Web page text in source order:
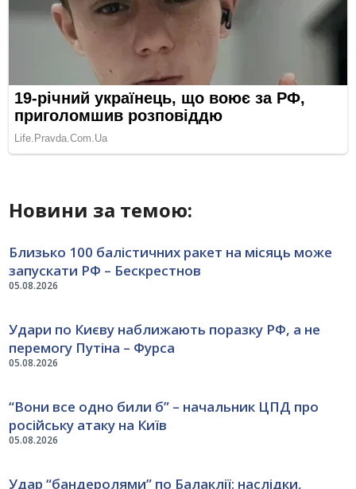
Новини за темою:
05.08.2026
Близько 100 балістичних ракет на місяць може
запускати РФ – Бескрестнов
05.08.2026
Удари по Києву наближають поразку РФ, а не
перемогу Путіна – Фурса
05.08.2026
“Вони все одно били б” – начальник ЦПД про
російську атаку на Київ
Удар “бандеролями” по Балаклії: наслідки,